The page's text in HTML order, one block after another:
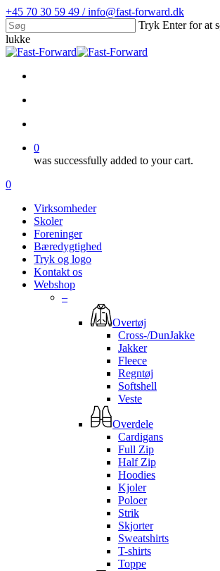
Skip
to
main
content
+45 70 30 59 49 / info@fast-forward.dk
Tryk Enter for at
lukke
Close
0
was successfully added to your cart.
Menu
search
account
0
Virksomheder
Skoler
Foreninger
Bæredygtighed
Tryk og logo
Kontakt os
Webshop
–
Overtøj
Cross-/DunJakke
Jakker
Fleece
Regntøj
Softshell
Veste
Overdele
Cardigans
Full Zip
Half Zip
Hoodies
Kjoler
Poloer
Strik
Skjorter
Sweatshirts
T-shirts
Toppe